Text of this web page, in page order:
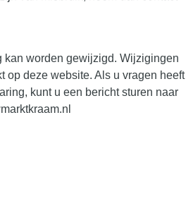
kan worden gewijzigd. Wijzigingen
op deze website. Als u vragen heeft
kunt u een bericht sturen naar